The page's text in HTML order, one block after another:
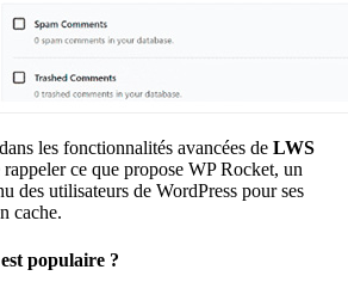
les fonctionnalités avancées de LWS
ce que propose WP Rocket, un
des utilisateurs de WordPress pour ses
cache.
populaire ?